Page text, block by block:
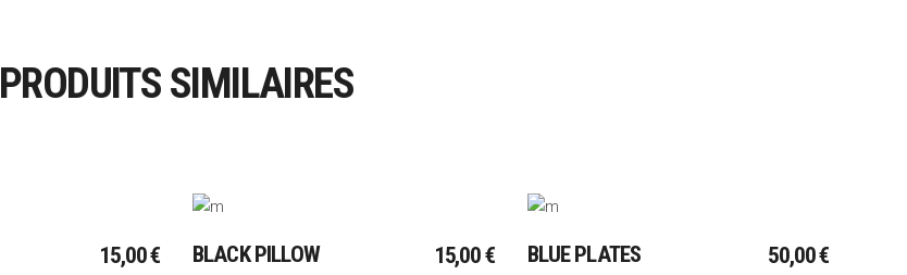
PRODUITS SIMILAIRES
15,00€ BLACK PILLOW 15,00€ BLUE PLATES 50,00€